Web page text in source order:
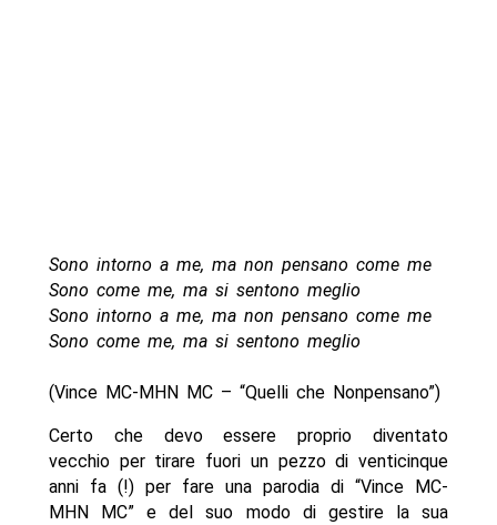
Sono intorno a me, ma non pensano come me
Sono come me, ma si sentono meglio
Sono intorno a me, ma non pensano come me
Sono come me, ma si sentono meglio
(Vince MC-MHN MC – “Quelli che Nonpensano”)
Certo che devo essere proprio diventato
vecchio per tirare fuori un pezzo di venticinque
anni fa (!) per fare una parodia di “Vince MC-
MHN MC” e del suo modo di gestire la sua